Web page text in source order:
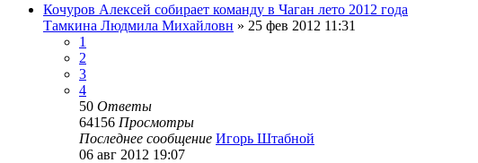
Кочуров Алексей собирает команду в Чаган лето 2012 года
Тамкина Людмила Михайловн » 25 фев 2012 11:31
1
2
3
4
50 Ответы
64156 Просмотры
Последнее сообщение Игорь Штабной
06 авг 2012 19:07